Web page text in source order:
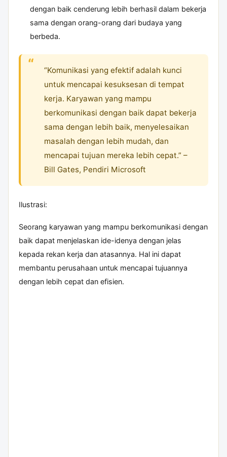
dengan baik cenderung lebih berhasil dalam bekerja
sama dengan orang-orang dari budaya yang
berbeda.
“Komunikasi yang efektif adalah kunci
untuk mencapai kesuksesan di tempat
kerja. Karyawan yang mampu
berkomunikasi dengan baik dapat bekerja
sama dengan lebih baik, menyelesaikan
masalah dengan lebih mudah, dan
mencapai tujuan mereka lebih cepat.” –
Bill Gates, Pendiri Microsoft
Ilustrasi:
Seorang karyawan yang mampu berkomunikasi dengan
baik dapat menjelaskan ide-idenya dengan jelas
kepada rekan kerja dan atasannya. Hal ini dapat
membantu perusahaan untuk mencapai tujuannya
dengan lebih cepat dan efisien.